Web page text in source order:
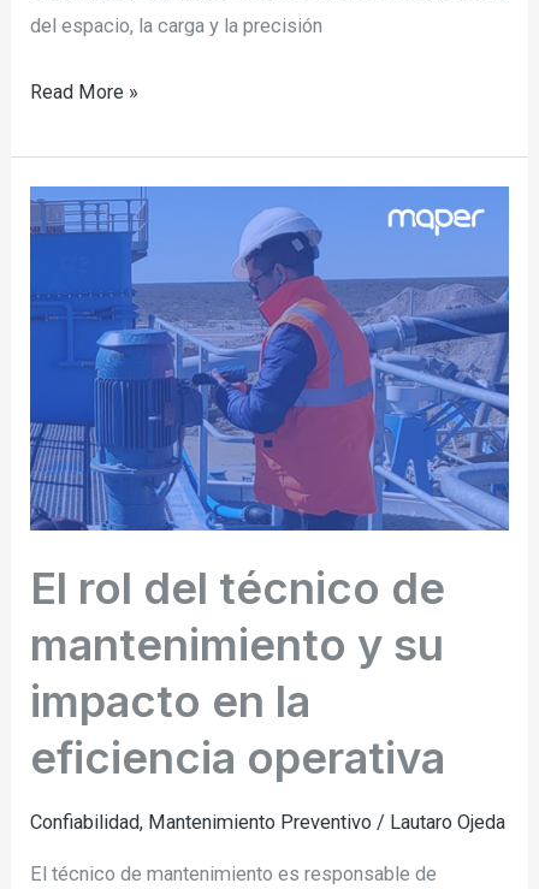
del espacio, la carga y la precisión
Read More »
El rol del técnico de
mantenimiento y su
impacto en la
eficiencia operativa
Confiabilidad, Mantenimiento Preventivo / Lautaro Ojeda
El técnico de mantenimiento es responsable de
El
rol
técnico
mantenimiento
y
su
impacto
en
eficiencia
operativa